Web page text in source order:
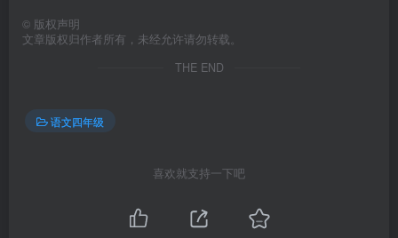
© 版权声明
文章版权归作者所有，未经允许请勿转载。
THE END
语文四年级
喜欢就支持一下吧